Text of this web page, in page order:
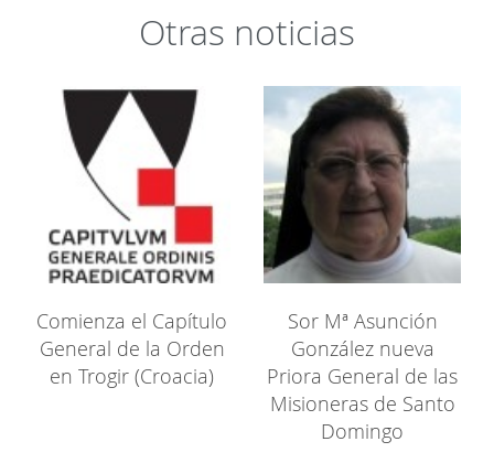
Otras noticias
Comienza el Capítulo
General de la Orden
en Trogir (Croacia)
Sor Mª Asunción
González nueva
Priora General de las
Misioneras de Santo
Domingo